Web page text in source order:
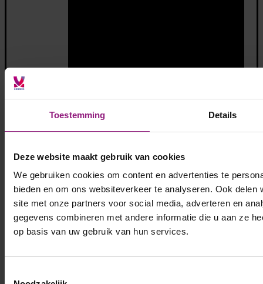
Toestemming Details
Deze website maakt gebruik van cookies
We gebruiken cookies om content en advertenties te
bieden en om ons websiteverkeer te analyseren. Ook
site met onze partners voor social media, adverteren en
gegevens combineren met andere informatie die u aan ze
op basis van uw gebruik van hun services.